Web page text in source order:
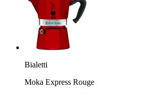
Bialetti
Moka Express Rouge